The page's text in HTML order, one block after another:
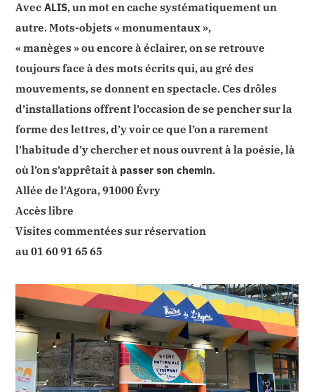
Avec ALIS, un mot en cache systématiquement un
autre. Mots-objets « monumentaux »,
« manèges » ou encore à éclairer, on se retrouve
toujours face à des mots écrits qui, au gré des
mouvements, se donnent en spectacle. Ces drôles
d’installations offrent l’occasion de se pencher sur la
forme des lettres, d’y voir ce que l’on a rarement
l’habitude d’y chercher et nous ouvrent à la poésie, là
où l’on s’apprêtait à passer son chemin.
Allée de l'Agora, 91000 Évry
Accès libre
Visites commentées sur réservation
au 01 60 91 65 65